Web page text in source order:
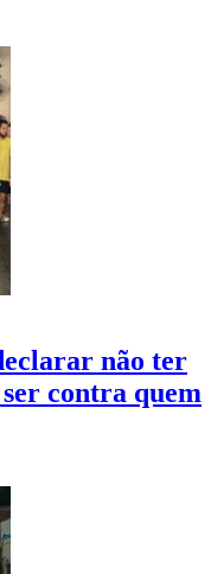
não ter
contra quem